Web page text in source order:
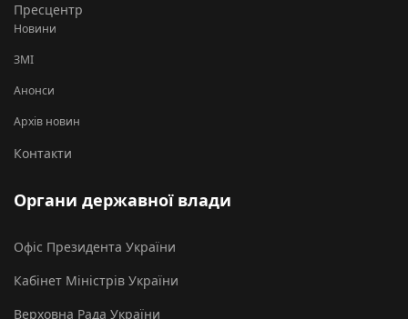
Пресцентр
Новини
ЗМІ
Анонси
Архів новин
Контакти
Органи державної влади
Офіс Президента України
Кабінет Міністрів України
Верховна Рада України